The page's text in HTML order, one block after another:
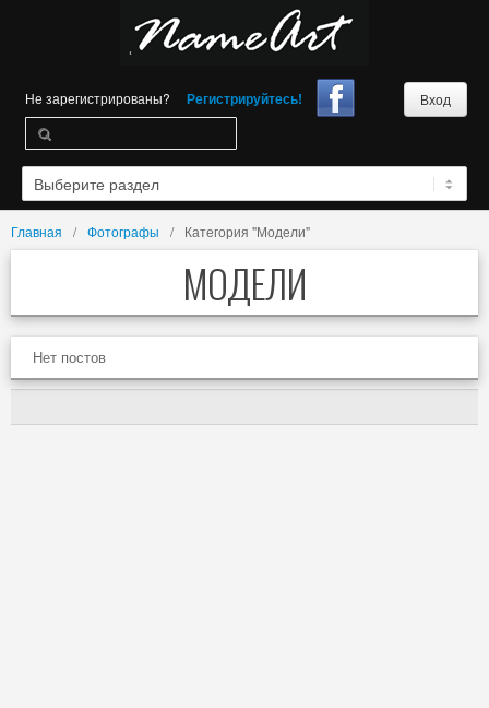
Не зарегистрированы? Регистрируйтесь! Вход
Главная Фотографы Категория "Модели"
МОДЕЛИ
Нет постов